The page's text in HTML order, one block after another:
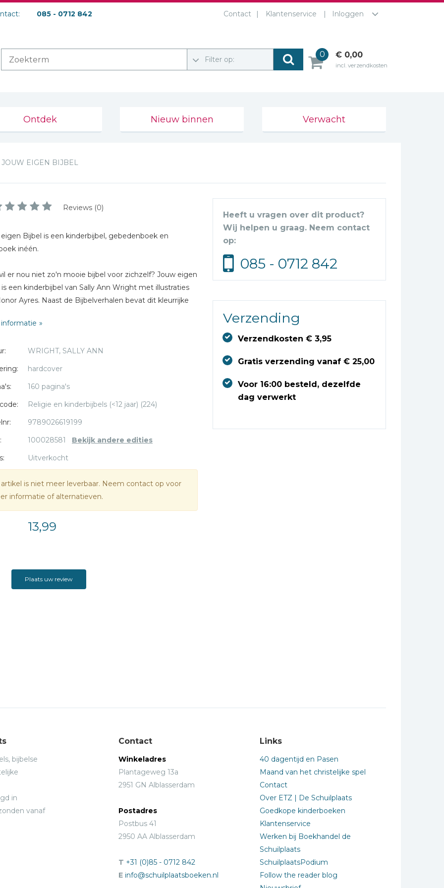
085 - 0712 842 Contact Klantenservice Inloggen
Filter op:
0 € 0,00
incl. verzendkosten
Ontdek Nieuw binnen Verwacht
JOUW EIGEN BIJBEL
Reviews (0)
Bijbel is een kinderbijbel, gebedenboek en
inéén.
er nou niet zo'n mooie bijbel voor zichzelf? Jouw eigen
is een kinderbijbel van Sally Ann Wright met illustraties
Ayres. Naast de Bijbelverhalen bevat dit kleurrijke
kinderen (of ouders) van alles kunnen invullen. Zo wordt
Ayres hebben al vaker samengewerkt aan bijbelboeken
De creativiteit van Wright en de prachtige
kunnen uit Jouw eigen Bijbel worden voorgelezen
3 jaar, maar als ouder kun je al eerder beginnen om
WRIGHT, SALLY ANN
hardcover
160 pagina's
Religie en kinderbijbels (<12 jaar) (224)
9789026619199
100028581 Bekijk andere edities
Uitverkocht
is niet meer leverbaar. Neem contact op voor
informatie of alternatieven.
13,99
Heeft u vragen over dit product?
Wij helpen u graag. Neem contact
op:
085 - 0712 842
Verzending
Verzendkosten € 3,95
Gratis verzending vanaf € 25,00
Voor 16:00 besteld, dezelfde
dag verwerkt
Plaats uw review
bijbelse
in
vanaf
Contact
Winkeladres
Plantageweg 13a
2951 GN Alblasserdam
Postadres
Postbus 41
2950 AA Alblasserdam
T +31 (0)85 - 0712 842
E info@schuilplaatsboeken.nl
Links
40 dagentijd en Pasen
Maand van het christelijke spel
Contact
Over ETZ | De Schuilplaats
Goedkope kinderboeken
Klantenservice
Werken bij Boekhandel de
Schuilplaats
SchuilplaatsPodium
Follow the reader blog